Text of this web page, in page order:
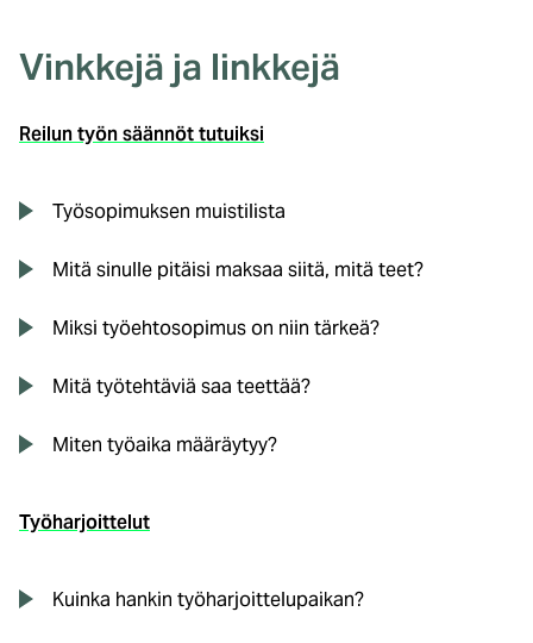
Vinkkejä ja linkkejä
Reilun työn säännöt tutuiksi
Työsopimuksen muistilista
Mitä sinulle pitäisi maksaa siitä, mitä teet?
Miksi työehtosopimus on niin tärkeä?
Mitä työtehtäviä saa teettää?
Miten työaika määräytyy?
Työharjoittelut
Kuinka hankin työharjoittelupaikan?